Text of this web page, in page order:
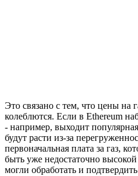
Это связано с тем, что цены на
колеблются. Если в Ethereum
- например, выходит
будут расти из-за
первоначальная плата за газ,
быть уже недостаточно
могли обработать и